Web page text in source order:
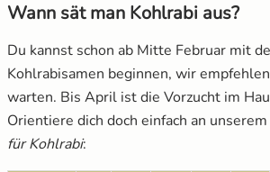
Wann sät man Kohlrabi aus?
Du kannst schon ab Mitte Februar mit
Kohlrabisamen beginnen, wir
warten. Bis April ist die Vorzucht im
Orientiere dich doch einfach an unserem
für Kohlrabi: